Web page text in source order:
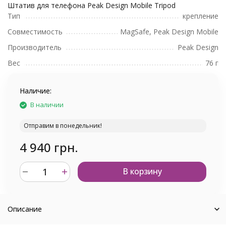
Штатив для телефона Peak Design Mobile Tripod
Тип
крепление
Совместимость
MagSafe, Peak Design Mobile
Производитель
Peak Design
Вес
76 г
Наличие:
В наличии
Отправим в понедельник!
4 940 грн.
В корзину
Описание